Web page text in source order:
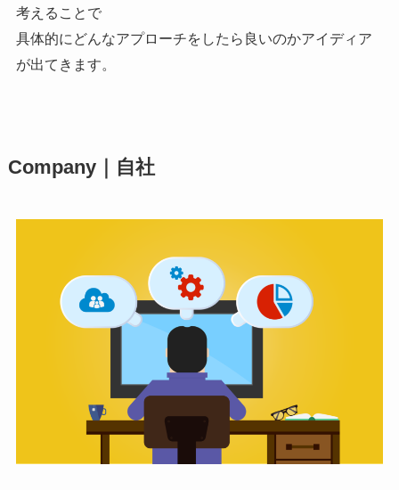
考えることで
具体的にどんなアプローチをしたら良いのかアイディア
が出てきます。
Company｜自社